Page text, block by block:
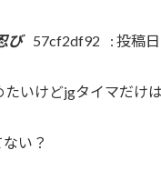
び 57cf2df92 : 投稿
いけどjgタイマだけ
い？